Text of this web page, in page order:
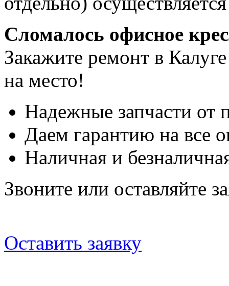
Сломалось офисное
Закажите ремонт в
на место!
Надежные запчасти от
Даем гарантию на все
Наличная и
Звоните или оставляйте
Оставить заявку